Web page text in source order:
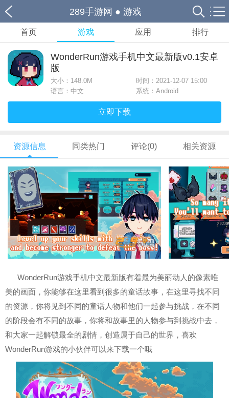
289手游网 ● 游戏
首页 游戏 应用 排行
WonderRun游戏手机中文最新版v0.1安卓
版
大小： 148.0M
时间：2021-12-07 15:00
语言：中文
系统：Android
立即下载
资源信息 同类热门 评论(0) 相关资源
WonderRun游戏手机中文最新版有着最为美丽动人的像素唯
美的画面，你能够在这里看到很多的童话故事，在这里寻找不同
的资源，你将见到不同的童话人物和他们一起参与挑战，在不同
的阶段会有不同的故事，你将和故事里的人物参与到挑战中去，
和大家一起解锁最全的剧情，创造属于自己的世界，喜欢
WonderRun游戏的小伙伴可以来下载一个哦